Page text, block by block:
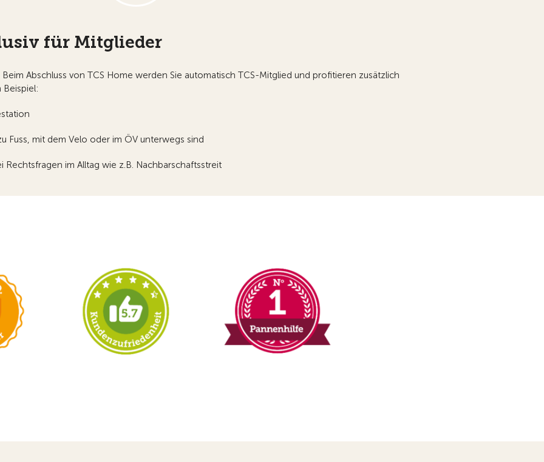
für Mitglieder
Abschluss von TCS Home werden Sie automatisch TCS-Mitglied und profitieren zusätzlich
Fuss, mit dem Velo oder im ÖV unterwegs sind
Rechtsfragen im Alltag wie z.B. Nachbarschaftsstreit